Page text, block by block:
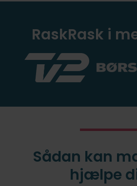
RaskRask i
Sådan kan
hjælpe